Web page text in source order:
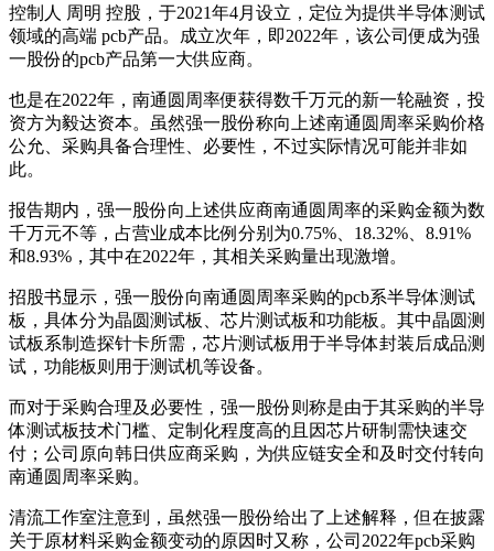
控制人 周明 控股，于2021年4月设立，定位为提供半导体测试
领域的高端 pcb产品。成立次年，即2022年，该公司便成为强
一股份的pcb产品第一大供应商。
也是在2022年，南通圆周率便获得数千万元的新一轮融资，投
资方为毅达资本。虽然强一股份称向上述南通圆周率采购价格
公允、采购具备合理性、必要性，不过实际情况可能并非如
此。
报告期内，强一股份向上述供应商南通圆周率的采购金额为数
千万元不等，占营业成本比例分别为0.75%、18.32%、8.91%
和8.93%，其中在2022年，其相关采购量出现激增。
招股书显示，强一股份向南通圆周率采购的pcb系半导体测试
板，具体分为晶圆测试板、芯片测试板和功能板。其中晶圆测
试板系制造探针卡所需，芯片测试板用于半导体封装后成品测
试，功能板则用于测试机等设备。
而对于采购合理及必要性，强一股份则称是由于其采购的半导
体测试板技术门槛、定制化程度高的且因芯片研制需快速交
付；公司原向韩日供应商采购，为供应链安全和及时交付转向
南通圆周率采购。
清流工作室注意到，虽然强一股份给出了上述解释，但在披露
关于原材料采购金额变动的原因时又称，公司2022年pcb采购